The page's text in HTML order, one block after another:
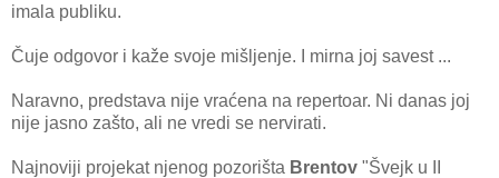
imala publiku.
Čuje odgovor i kaže svoje mišljenje. I mirna joj savest ...
Naravno, predstava nije vraćena na repertoar. Ni danas joj
nije jasno zašto, ali ne vredi se nervirati.
Najnoviji projekat njenog pozorišta Brentov "Švejk u II